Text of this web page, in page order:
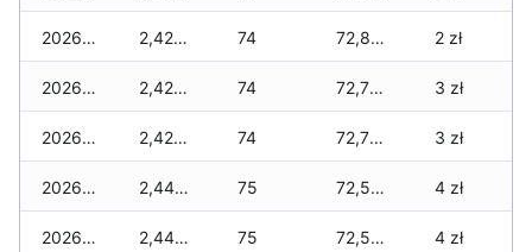
2026-01-06 2,420 zł 74 72,830 zł 2 zł
2026-01-05 2,420 zł 74 72,780 zł 3 zł
2026-01-04 2,420 zł 74 72,770 zł 3 zł
2026-01-03 2,440 zł 75 72,595 zł 4 zł
2026-01-02 2,440 zł 75 72,575 zł 4 zł